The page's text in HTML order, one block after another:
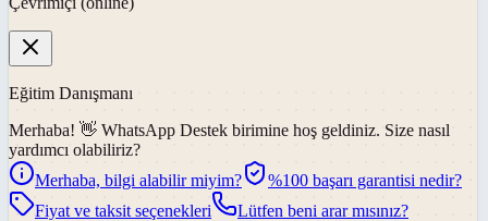
Eğitim Danışmanı
Merhaba! 👋 WhatsApp Destek birimine hoş geldiniz. Size nasıl
yardımcı olabiliriz?
Merhaba, bilgi alabilir miyim?
%100 başarı garantisi nedir?
Fiyat ve taksit seçenekleri
Lütfen beni arar mısınız?